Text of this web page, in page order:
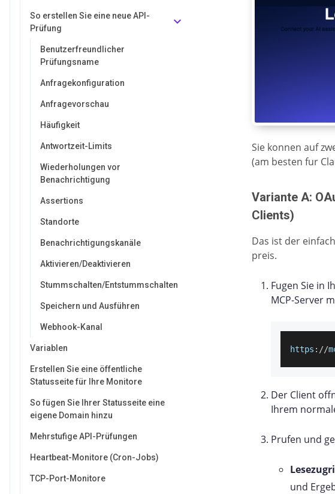
So erstellen Sie eine neue API-
Prüfung
Benutzerfreundlicher
Prüfungsname
Anfragekonfiguration
Anfragevorschau
Häufigkeit
Antwortzeit-Limits
Wiederholungen vor
Benachrichtigung
Assertions
Standorte
Benachrichtigungskanäle
Aktivieren/Deaktivieren
Stummschalten/Entstummschalten
Speichern und Ausführen
Webhook-Kanal
Variablen
Erstellen Sie eine öffentliche
Statusseite für Ihre Monitore
So fügen Sie Ihrer Statusseite eine
eigene Domain hinzu
Mehrstufige API-Prüfungen
Heartbeat-Monitore (Cron-Jobs)
TCP-Port-Monitore
Sie konnen auf
(am besten fur
Variante A:
Clients)
Das ist der
preis.
Fugen Sie in
MCP-Server
https : //
Der Client
Ihrem
Prufen und
und